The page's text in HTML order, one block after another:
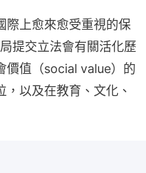
際上愈來愈受重視的保
提交立法會有關活化歷
價值（social value）的
以及在教育、文化、